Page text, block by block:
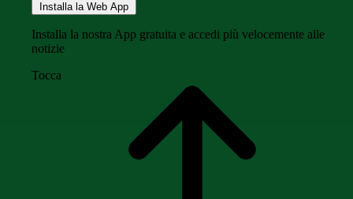
Installa la Web App
Installa la nostra App gratuita e accedi più velocemente alle
notizie
Tocca